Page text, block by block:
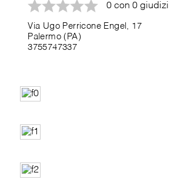
0 con 0 giudizi
Via Ugo Perricone Engel, 17
Palermo (PA)
3755747337